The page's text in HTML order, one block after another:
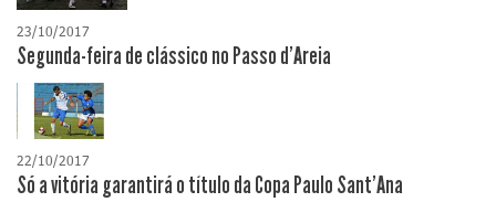
23/10/2017
Segunda-feira de clássico no Passo d'Areia
22/10/2017
Só a vitória garantirá o título da Copa Paulo Sant'Ana